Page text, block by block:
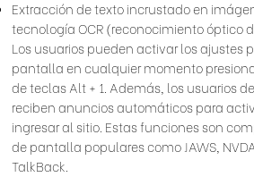
Extracción de texto incrustado en
tecnología OCR (reconocimiento óptico
Los usuarios pueden activar los ajustes
pantalla en cualquier momento
de teclas Alt + 1. Además, los usuarios
reciben anuncios automáticos para
ingresar al sitio. Estas funciones son
de pantalla populares como JAWS,
TalkBack.